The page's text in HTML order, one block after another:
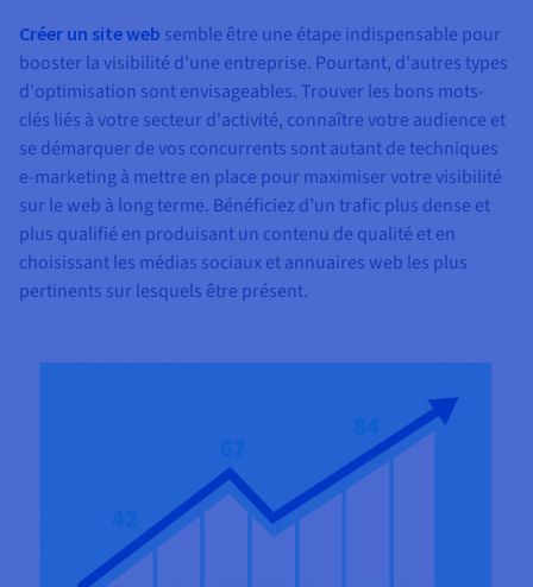
Créer un site web semble être une étape indispensable pour
booster la visibilité d'une entreprise. Pourtant, d'autres types
d'optimisation sont envisageables. Trouver les bons mots-
clés liés à votre secteur d'activité, connaître votre audience et
se démarquer de vos concurrents sont autant de techniques
e-marketing à mettre en place pour maximiser votre visibilité
sur le web à long terme. Bénéficiez d’un trafic plus dense et
plus qualifié en produisant un contenu de qualité et en
choisissant les médias sociaux et annuaires web les plus
pertinents sur lesquels être présent.